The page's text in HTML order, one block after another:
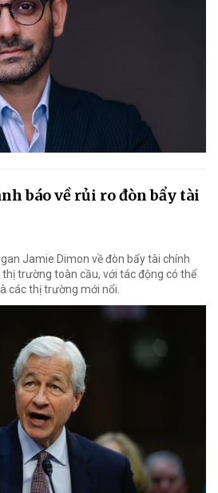
báo về rủi ro đòn bẩy tài
Jamie Dimon về đòn bẩy tài chính
trường toàn cầu, với tác động có thể
các thị trường mới nổi.